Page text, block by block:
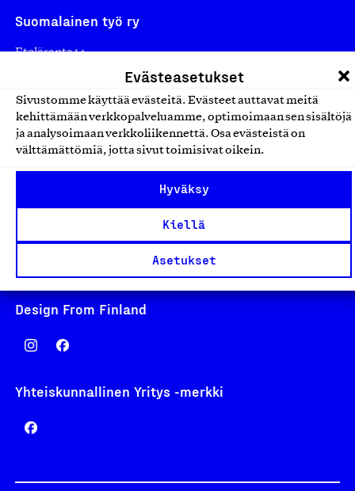
Evästeasetukset
Sivustomme käyttää evästeitä. Evästeet auttavat meitä
kehittämään verkkopalveluamme, optimoimaan sen sisältöjä
ja analysoimaan verkkoliikennettä. Osa evästeistä on
välttämättömiä, jotta sivut toimisivat oikein.
Hyväksy
Kiellä
Asetukset
Suomalainen työ ry
Eteläranta 14,
Finland
asiakaspalvelu@suomalainentyo.fi
laskutus@suomalainentyo.fi
Design From Finland
Yhteiskunnallinen Yritys -merkki